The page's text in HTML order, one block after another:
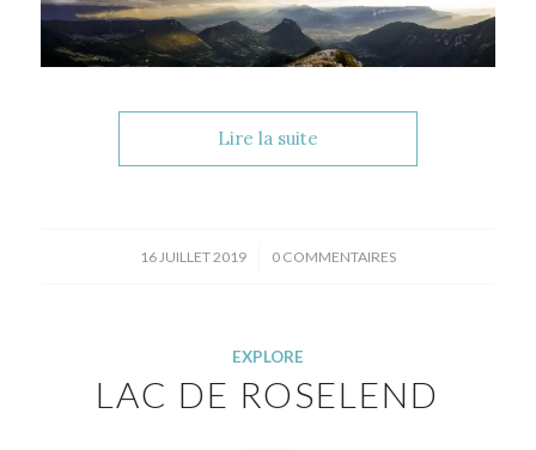
Lire la suite
16 JUILLET 2019
/ 0 COMMENTAIRES
EXPLORE
LAC DE ROSELEND